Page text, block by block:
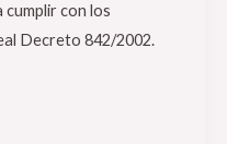
con los
Decreto 842/2002.